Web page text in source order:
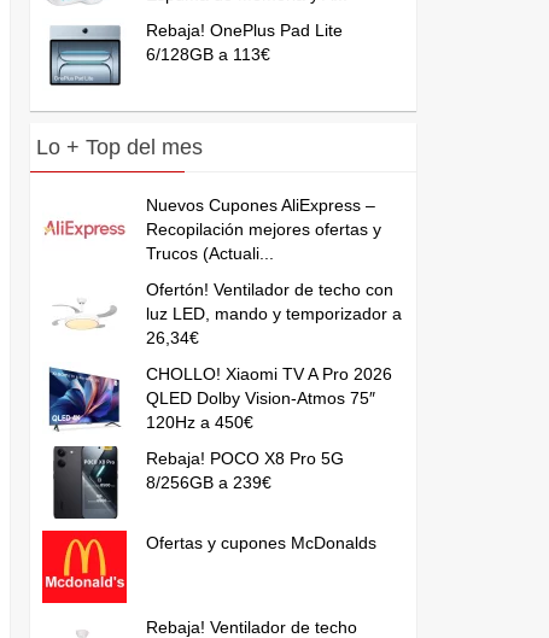
Rebaja! OnePlus Pad Lite
6/128GB a 113€
Lo + Top del mes
Nuevos Cupones AliExpress –
Recopilación mejores ofertas y
Trucos (Actuali...
Ofertón! Ventilador de techo con
luz LED, mando y temporizador a
26,34€
CHOLLO! Xiaomi TV A Pro 2026
QLED Dolby Vision-Atmos 75″
120Hz a 450€
Rebaja! POCO X8 Pro 5G
8/256GB a 239€
Ofertas y cupones McDonalds
Rebaja! Ventilador de techo